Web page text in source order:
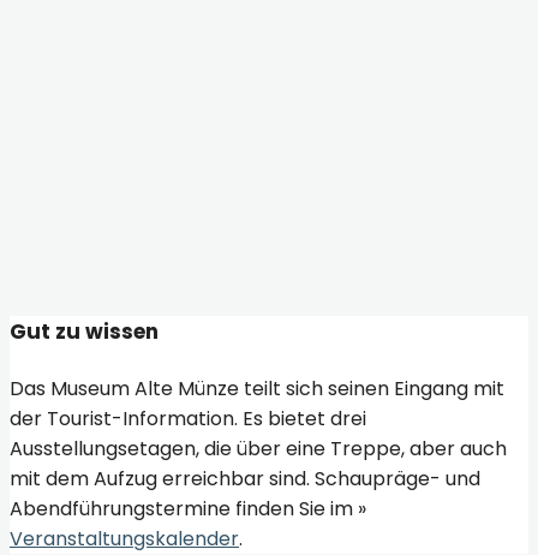
Gut zu wissen
Das Museum Alte Münze teilt sich seinen Eingang mit
der Tourist-Information. Es bietet drei
Ausstellungsetagen, die über eine Treppe, aber auch
mit dem Aufzug erreichbar sind. Schaupräge- und
Abendführungstermine finden Sie im »
Veranstaltungskalender.